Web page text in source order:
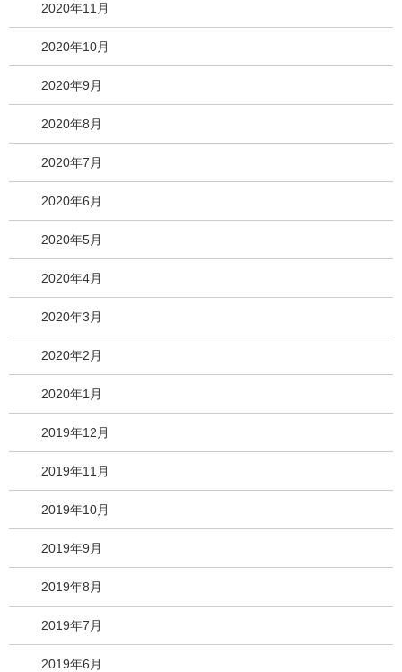
2020年11月
2020年10月
2020年9月
2020年8月
2020年7月
2020年6月
2020年5月
2020年4月
2020年3月
2020年2月
2020年1月
2019年12月
2019年11月
2019年10月
2019年9月
2019年8月
2019年7月
2019年6月